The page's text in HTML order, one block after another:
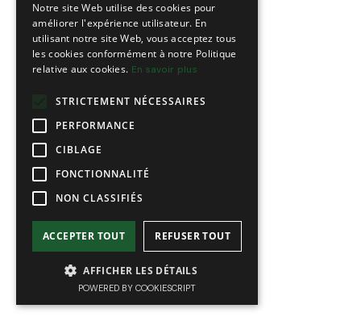
Notre site Web utilise des cookies pour
améliorer l'expérience utilisateur. En
utilisant notre site Web, vous acceptez tous
les cookies conformément à notre Politique
relative aux cookies. En savoir plus
STRICTEMENT NÉCESSAIRES
PERFORMANCE
CIBLAGE
FONCTIONNALITÉ
NON CLASSIFIÉS
ACCEPTER TOUT REFUSER TOUT
AFFICHER LES DÉTAILS
POWERED BY COOKIESCRIPT